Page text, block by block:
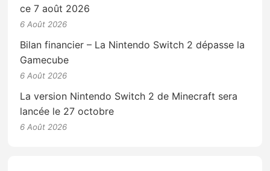
ce 7 août 2026
6 Août 2026
Bilan financier – La Nintendo Switch 2 dépasse la
Gamecube
6 Août 2026
La version Nintendo Switch 2 de Minecraft sera
lancée le 27 octobre
6 Août 2026